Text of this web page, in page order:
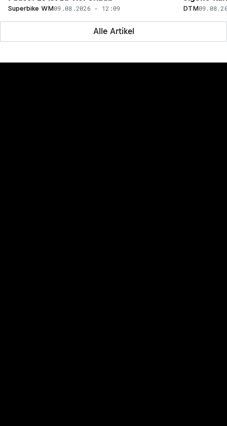
Alle Artikel
Superbike WM09.08.2026 - 12:09 DTM